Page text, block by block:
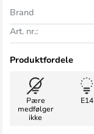
Brand
Art. nr.:
Produktfordele
Pære
medfølger
ikke
E14